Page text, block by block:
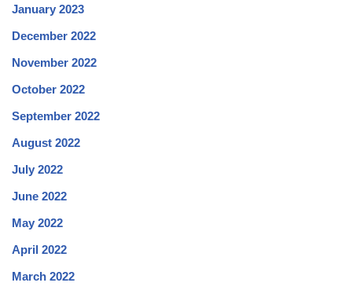
January 2023
December 2022
November 2022
October 2022
September 2022
August 2022
July 2022
June 2022
May 2022
April 2022
March 2022